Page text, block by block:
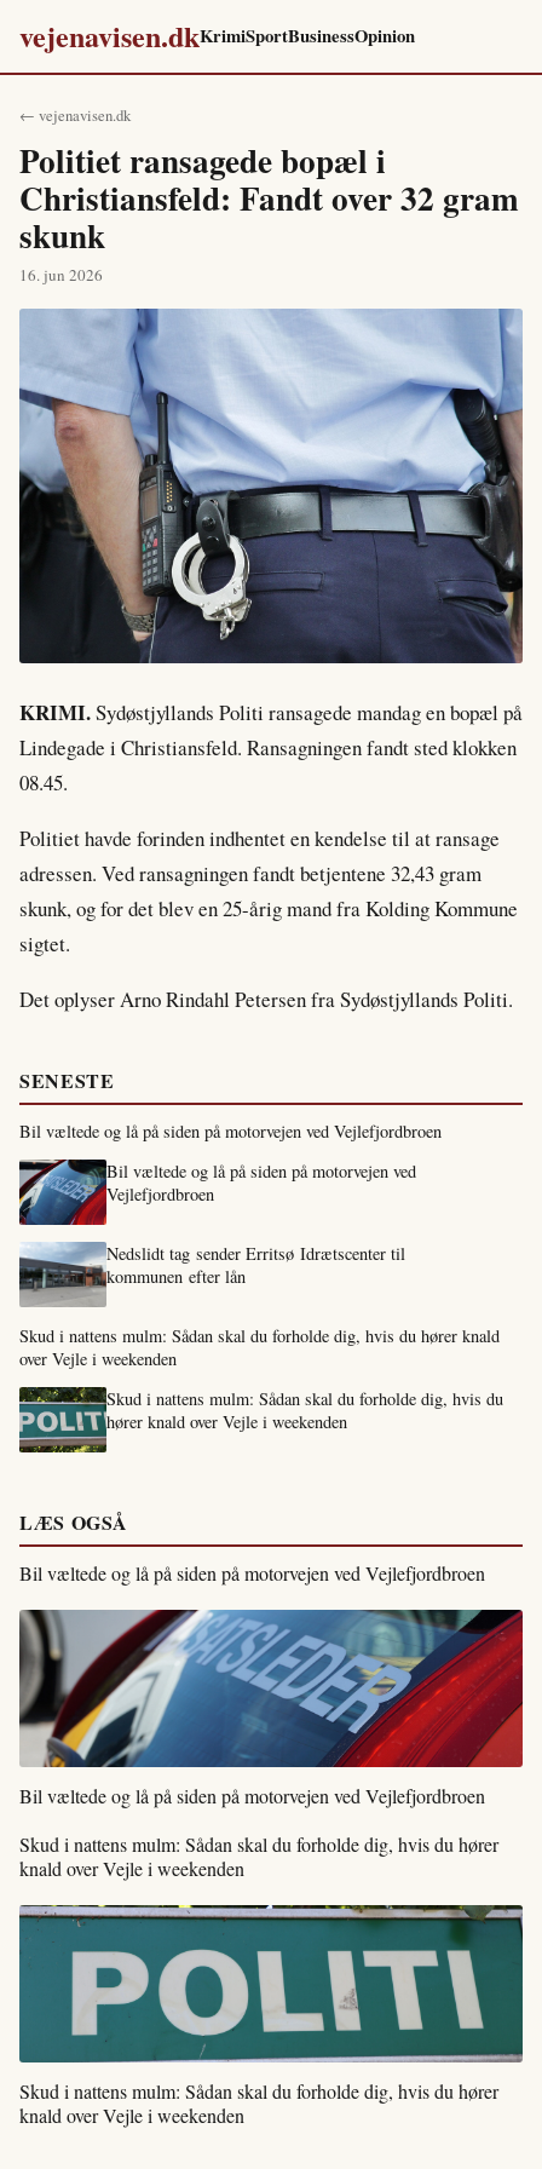
vejenavisen.dkKrimiSportBusinessOpinion
← vejenavisen.dk
Politiet ransagede bopæl i
Christiansfeld: Fandt over 32 gram
skunk
16. jun 2026
KRIMI.Sydøstjyllands Politi ransagede mandag en bopæl på
Lindegade i Christiansfeld. Ransagningen fandt sted klokken
08.45.
Politiet havde forinden indhentet en kendelse til at ransage
adressen. Ved ransagningen fandt betjentene 32,43 gram
skunk, og for det blev en 25-årig mand fra Kolding Kommune
sigtet.
Det oplyser Arno Rindahl Petersen fra Sydøstjyllands Politi.
SENESTE
Bil væltede og lå på siden på motorvejen ved Vejlefjordbroen
Bil væltede og lå på siden på motorvejen ved
Vejlefjordbroen
Nedslidt tag sender Erritsø Idrætscenter til
kommunen efter lån
Skud i nattens mulm: Sådan skal du forholde dig, hvis du hører knald
over Vejle i weekenden
Skud i nattens mulm: Sådan skal du forholde dig, hvis du
hører knald over Vejle i weekenden
LÆS OGSÅ
Bil væltede og lå på siden på motorvejen ved Vejlefjordbroen
Bil væltede og lå på siden på motorvejen ved Vejlefjordbroen
Skud i nattens mulm: Sådan skal du forholde dig, hvis du hører
knald over Vejle i weekenden
Skud i nattens mulm: Sådan skal du forholde dig, hvis du hører
knald over Vejle i weekenden